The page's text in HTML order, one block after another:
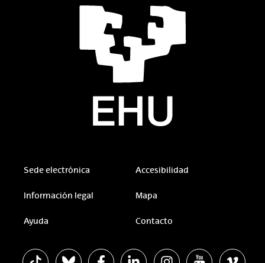
Sede electrónica Accesibilidad
Información legal Mapa
Ayuda Contacto